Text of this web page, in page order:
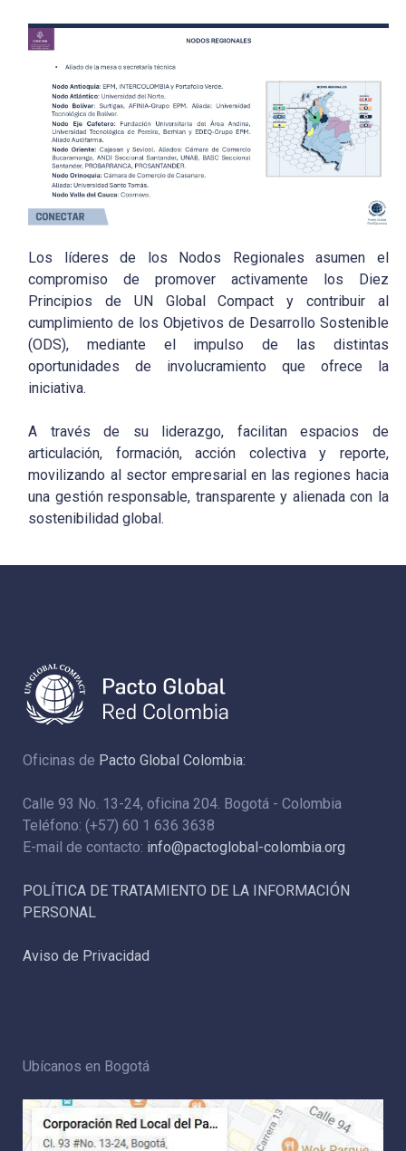
Los líderes de los Nodos Regionales asumen el
compromiso de promover activamente los Diez
Principios de UN Global Compact y contribuir al
cumplimiento de los Objetivos de Desarrollo Sostenible
(ODS), mediante el impulso de las distintas
oportunidades de involucramiento que ofrece la
iniciativa.
A través de su liderazgo, facilitan espacios de
articulación, formación, acción colectiva y reporte,
movilizando al sector empresarial en las regiones hacia
una gestión responsable, transparente y alienada con la
sostenibilidad global.
Oficinas de Pacto Global Colombia:
Calle 93 No. 13-24, oficina 204. Bogotá - Colombia
Teléfono: (+57) 60 1 636 3638
E-mail de contacto: info@pactoglobal-colombia.org
POLÍTICA DE TRATAMIENTO DE LA INFORMACIÓN
PERSONAL
Aviso de Privacidad
Ubícanos en Bogotá